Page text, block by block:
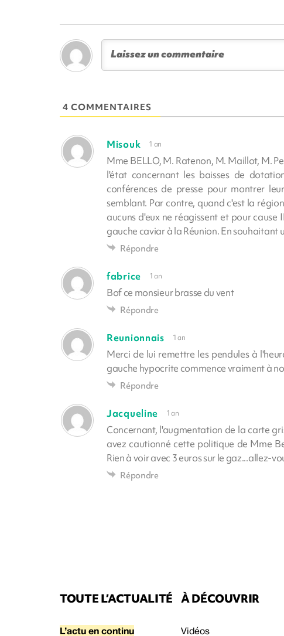
4 COMMENTAIRES
Misouk 1 an
Mme BELLO, M. Ratenon, M. Maillot, M.
l'état concernant les baisses de
conférences de presse pour montrer
semblant. Par contre, quand c'est la
aucuns d'eux ne réagissent et pour cause
gauche caviar à la Réunion. En souhaitant
Répondre
fabrice 1 an
Bof ce monsieur brasse du vent
Répondre
Reunionnais 1 an
Merci de lui remettre les pendules à
gauche hypocrite commence vraiment à
Répondre
Jacqueline 1 an
Concernant, l'augmentation de la carte
avez cautionné cette politique de Mme
Rien à voir avec 3 euros sur le gaz...allez-
Répondre
TOUTE L’ACTUALITÉ
L’actu en continu
À DÉCOUVRIR
Vidéos